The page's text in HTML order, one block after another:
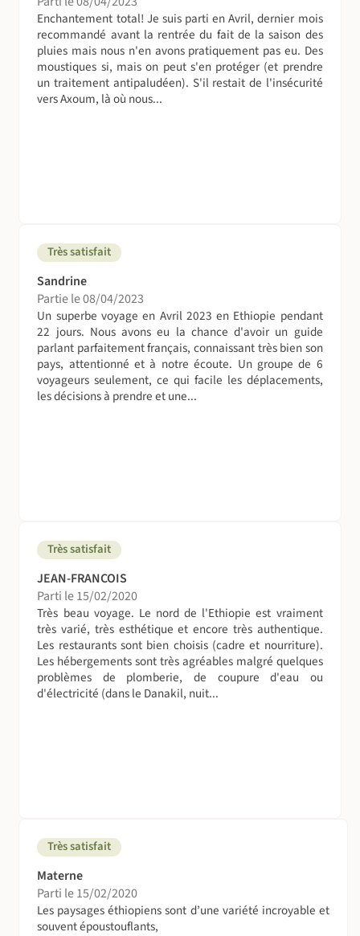
Enchantement total! Je suis parti en Avril, dernier mois
recommandé avant la rentrée du fait de la saison des
pluies mais nous n'en avons pratiquement pas eu. Des
moustiques si, mais on peut s'en protéger (et prendre
un traitement antipaludéen). S'il restait de l'insécurité
vers Axoum, là où nous...
Très satisfait
Sandrine
Partie le 08/04/2023
Un superbe voyage en Avril 2023 en Ethiopie pendant
22 jours. Nous avons eu la chance d'avoir un guide
parlant parfaitement français, connaissant très bien son
pays, attentionné et à notre écoute. Un groupe de 6
voyageurs seulement, ce qui facile les déplacements,
les décisions à prendre et une...
Très satisfait
JEAN-FRANCOIS
Parti le 15/02/2020
Très beau voyage. Le nord de l'Ethiopie est vraiment
très varié, très esthétique et encore très authentique.
Les restaurants sont bien choisis (cadre et nourriture).
Les hébergements sont très agréables malgré quelques
problèmes de plomberie, de coupure d'eau ou
d'électricité (dans le Danakil, nuit...
Très satisfait
Materne
Parti le 15/02/2020
Les paysages éthiopiens sont d’une variété incroyable et
souvent époustouflants,